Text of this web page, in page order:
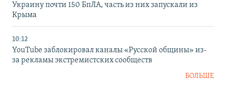
Украину почти 150 БпЛА, часть из них запускали из
Крыма
10:12
YouTube заблокировал каналы «Русской общины» из-
за рекламы экстремистских сообществ
БОЛЬШЕ